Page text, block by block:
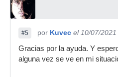
#5 por Kuvec el 10/07/2021
Gracias por la ayuda. Y
alguna vez se ve en mi